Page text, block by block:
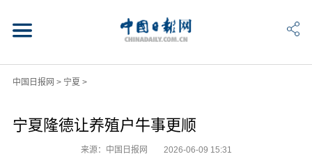
中国日报网 > 宁夏 >
宁夏隆德让养殖户牛事更顺
来源：中国日报网 2026-06-09 15:31